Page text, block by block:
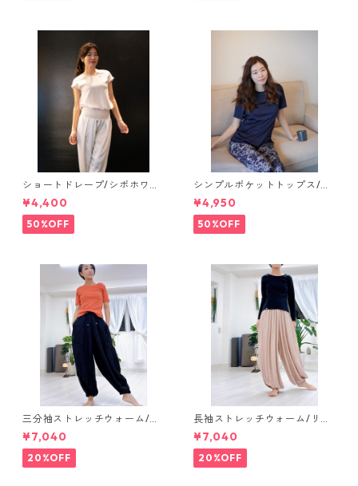
ショートドレープ/シボホワイ
ト【tops】
¥4,400
50%OFF
シンプルポケットトップス/ネ
イビー【salon tops】
¥4,950
50%OFF
三分袖ストレッチウォーム/リ
ブオレンジ【short tops】
¥7,040
20%OFF
長袖ストレッチウォーム/リブ
ブラック【long tops】
¥7,040
20%OFF